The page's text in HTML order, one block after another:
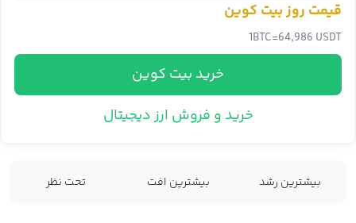
قیمت روز بیت کوین
1BTC=64,986 USDT
خرید بیت کوین
خرید و فروش ارز دیجیتال
بیشترین رشد بیشترین افت تحت نظر